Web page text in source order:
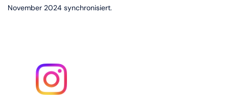
November 2024 synchronisiert.